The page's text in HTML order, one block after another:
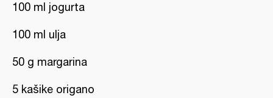
100 ml jogurta
100 ml ulja
50 g margarina
5 kašike origano